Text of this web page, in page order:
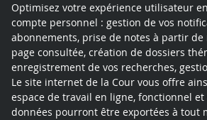
Optimisez votre expérience utilisateur
compte personnel : gestion de vos
abonnements, prise de notes à partir de
page consultée, création de dossiers
enregistrement de vos recherches,
Le site internet de la Cour vous offre
espace de travail en ligne, fonctionnel et
données pourront être exportées à tout